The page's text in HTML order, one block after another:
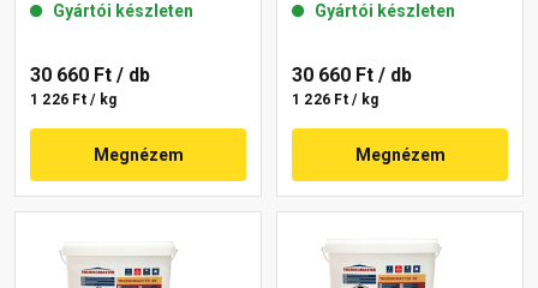
11-C 25 kg
Gyártói készleten
30 660 Ft / db
1 226 Ft / kg
Megnézem
Gyártói készleten
30 660 Ft / db
1 226 Ft / kg
Megnézem